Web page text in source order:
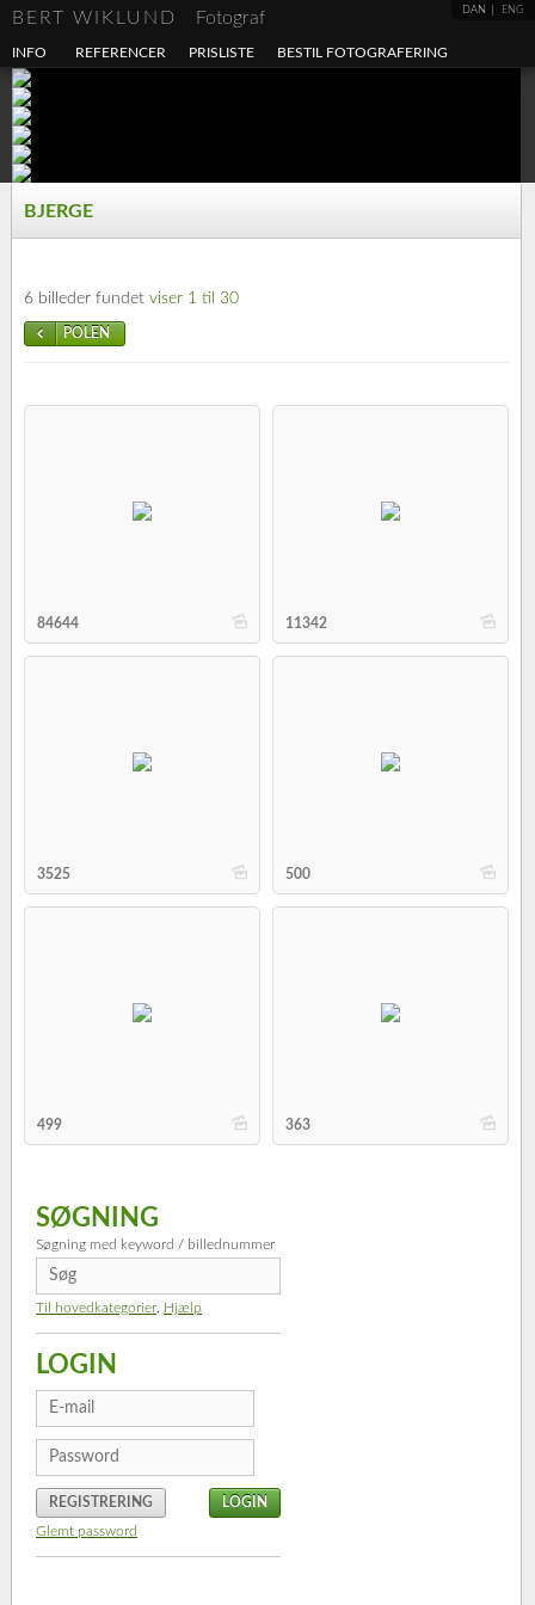
DAN ENG
BERT WIKLUND Fotograf
INFO REFERENCER PRISLISTE BESTIL FOTOGRAFERING
BJERGE
6 billeder fundet viser 1 til 30
POLEN
b
84644 b
11342
b
3525 b
500
b
499 b
363
SØGNING
Søgning med keyword / billednummer
Til hovedkategorier Hjælp
LOGIN
REGISTRERING
Glemt password